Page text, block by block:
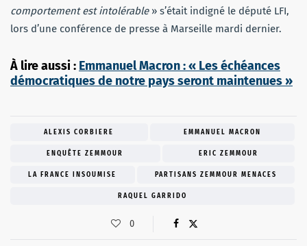
comportement est intolérable» s’était indigné le député LFI,
lors d’une conférence de presse à Marseille mardi dernier.
À lire aussi : Emmanuel Macron : « Les échéances
démocratiques de notre pays seront maintenues »
ALEXIS CORBIERE EMMANUEL MACRON
ENQUÊTE ZEMMOUR ERIC ZEMMOUR
LA FRANCE INSOUMISE PARTISANS ZEMMOUR MENACES
RAQUEL GARRIDO
0